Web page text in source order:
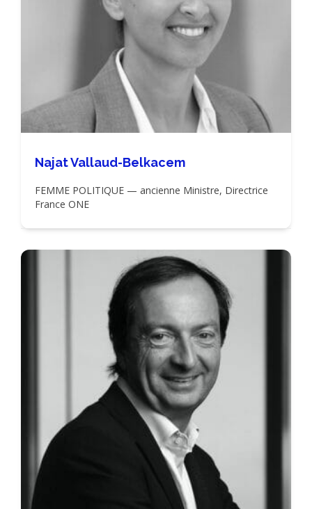
Najat Vallaud-Belkacem
FEMME POLITIQUE — ancienne Ministre, Directrice
France ONE